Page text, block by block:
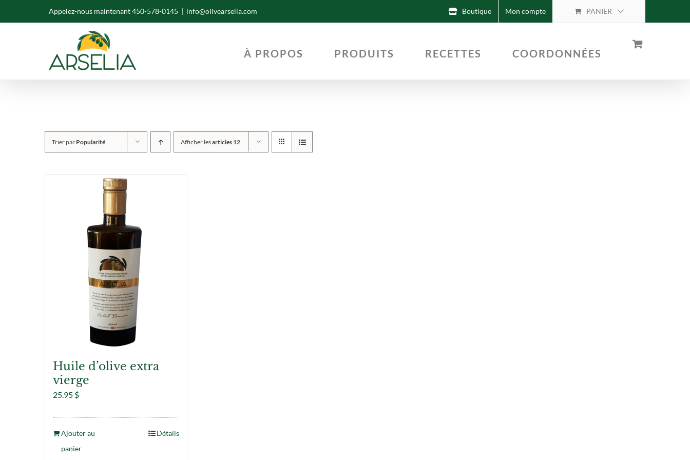
to
Appelez-nous maintenant 450-578-0145 | info@olivearselia.com Boutique Mon compte PANIER
À PROPOS PRODUITS RECETTES COORDONNÉES
Trier par Popularité Afficher lesarticles 12
Huile d’olive extra
vierge
25.95 $
Ajouter au
panier
Détails